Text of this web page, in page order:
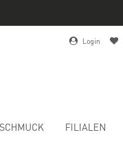
Login
SCHMUCK FILIALEN